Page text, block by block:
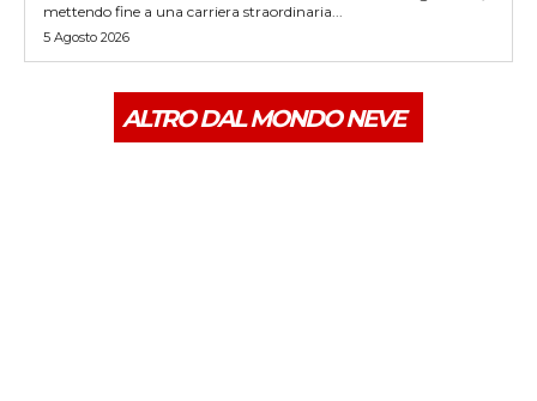
mettendo fine a una carriera straordinaria...
5 Agosto 2026
ALTRO DAL MONDO NEVE